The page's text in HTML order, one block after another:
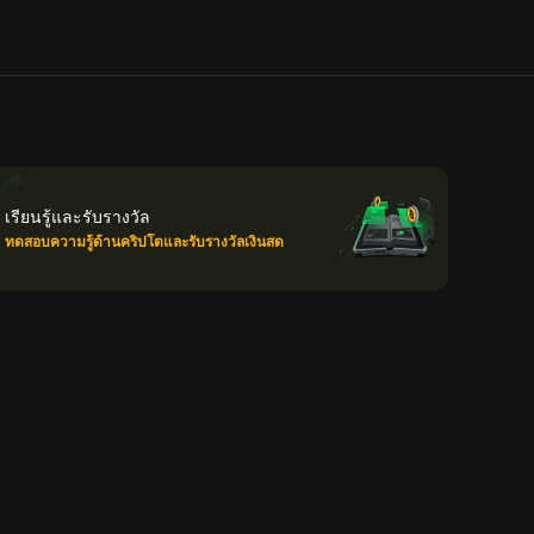
เรียนรู้และรับรางวัล
ทดสอบความรู้ด้านคริปโตและรับรางวัลเงินสด